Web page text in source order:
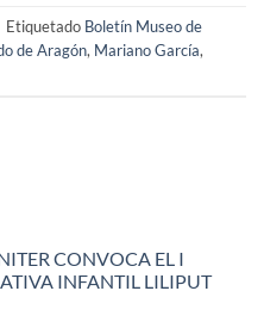
Etiquetado Boletín Museo de
de Aragón, Mariano García,
CONVOCA EL I
INFANTIL LILIPUT